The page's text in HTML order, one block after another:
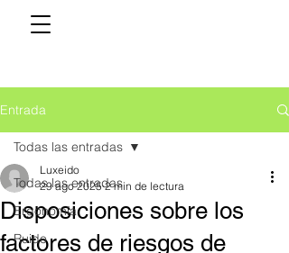
Entrada
Todas las entradas
Ergonomía
Ruido
Todas las entradas
Disposiciones sobre los
factores de riesgos de
Luxeido
29 ago 2025 2 min de lectura